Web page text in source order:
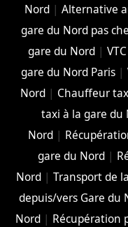
Nord| Alternative
gare du Nord pas
gare du Nord|
gare du Nord Paris |
Nord | Chauffeur
taxi à la gare du
Nord|
gare du Nord|
Nord| Transport de
depuis/vers Gare du
Nord | Récupération